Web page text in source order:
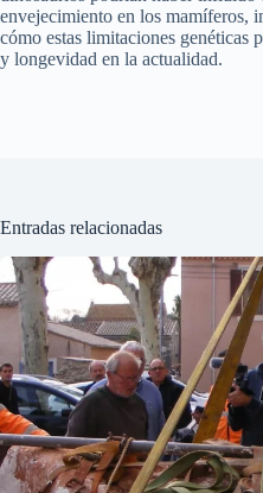
envejecimiento en los mamíferos,
cómo estas limitaciones genéticas
y longevidad en la actualidad.
Entradas relacionadas